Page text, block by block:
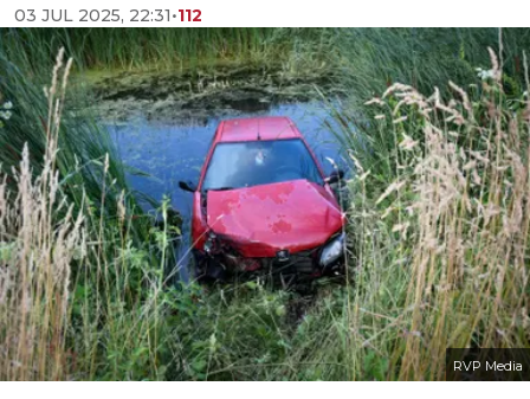
03 JUL 2025, 22:31•112
RVP Media